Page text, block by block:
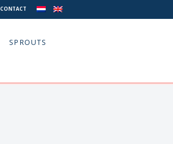
CONTACT
SPROUTS